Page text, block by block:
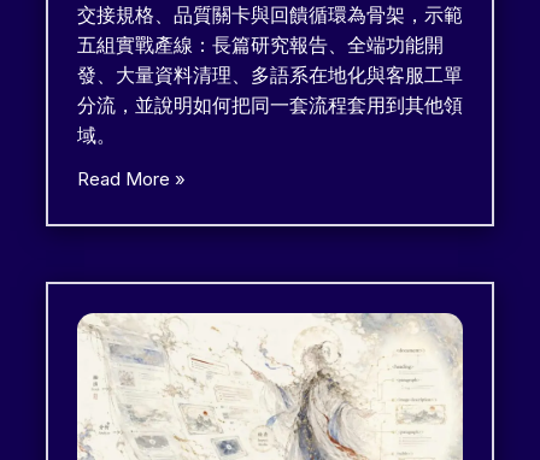
交接規格、品質關卡與回饋循環為骨架，示範
五組實戰產線：長篇研究報告、全端功能開
發、大量資料清理、多語系在地化與客服工單
分流，並說明如何把同一套流程套用到其他領
域。
Read More »